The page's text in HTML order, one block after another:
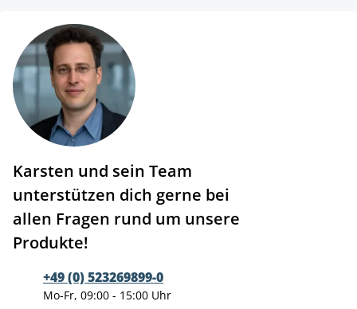
Karsten und sein Team
unterstützen dich gerne bei
allen Fragen rund um unsere
Produkte!
+49 (0) 523269899-0
Mo-Fr, 09:00 - 15:00 Uhr